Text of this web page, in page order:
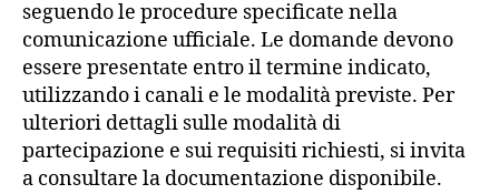
seguendo le procedure specificate nella
comunicazione ufficiale. Le domande devono
essere presentate entro il termine indicato,
utilizzando i canali e le modalità previste. Per
ulteriori dettagli sulle modalità di
partecipazione e sui requisiti richiesti, si invita
a consultare la documentazione disponibile.